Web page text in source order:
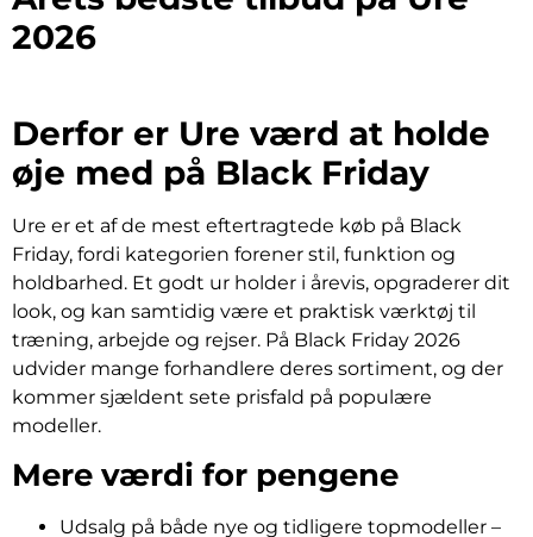
2026
Derfor er Ure værd at holde
øje med på Black Friday
Ure er et af de mest eftertragtede køb på Black
Friday, fordi kategorien forener stil, funktion og
holdbarhed. Et godt ur holder i årevis, opgraderer dit
look, og kan samtidig være et praktisk værktøj til
træning, arbejde og rejser. På Black Friday 2026
udvider mange forhandlere deres sortiment, og der
kommer sjældent sete prisfald på populære
modeller.
Mere værdi for pengene
Udsalg på både nye og tidligere topmodeller –